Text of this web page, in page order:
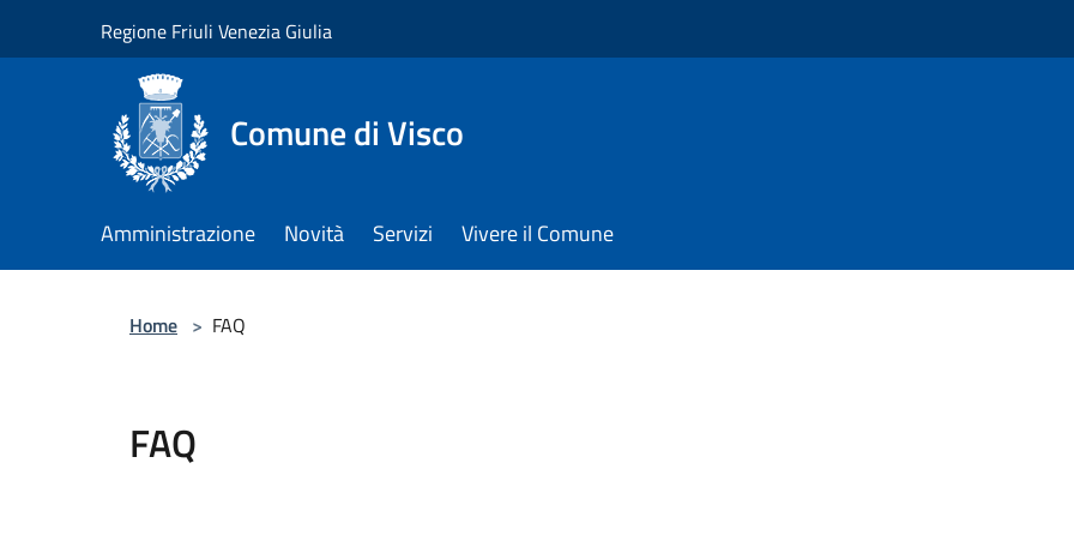
Regione Friuli Venezia Giulia
Comune di Visco
Amministrazione Novità Servizi Vivere il Comune
Home > FAQ
FAQ